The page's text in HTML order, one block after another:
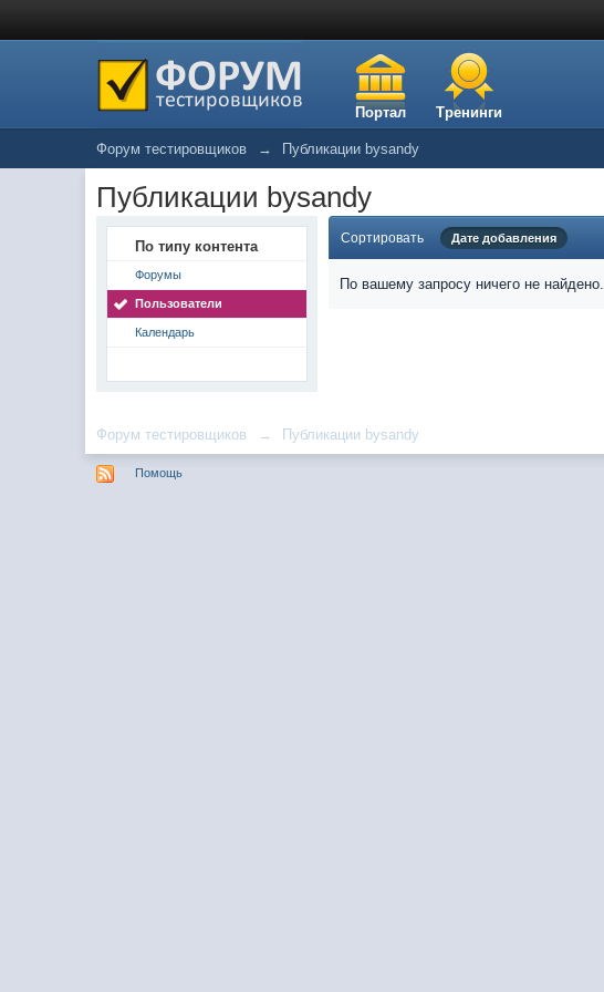
Портал Тренинги
Форум тестировщиков → Публикации bysandy
Публикации bysandy
По типу контента
Форумы
Пользователи
Календарь
Сортировать Дате добавления
По вашему запросу ничего не найдено.
Форум тестировщиков → Публикации bysandy
Помощь